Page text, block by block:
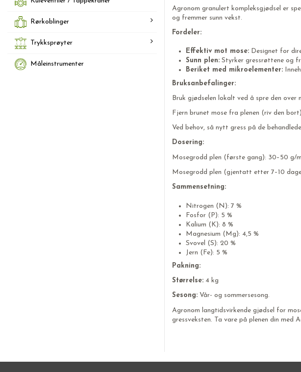
Agronom granulert kompleksgjødsel er
og fremmer sunn vekst.
Fordeler:
Effektiv mot mose: Designet for
Sunn plen: Styrker gressrøttene og
Beriket med mikroelementer:
Bruksanbefalinger:
Bruk gjødselen lokalt ved å spre den over
Fjern brunet mose fra plenen (riv den
Ved behov, så nytt gress på de
Dosering:
Mosegrodd plen (første gang): 30–50 g/
Mosegrodd plen (gjentatt etter 7–10
Sammensetning:
Nitrogen (N): 7 %
Fosfor (P): 5 %
Kalium (K): 8 %
Magnesium (Mg): 4,5 %
Svovel (S): 20 %
Jern (Fe): 5 %
Pakning:
Størrelse: 4 kg
Sesong: Vår- og sommersesong.
Agronom langtidsvirkende gjødsel for
gressveksten. Ta vare på plenen din med
Rørkoblinger
Trykksprøyter
Måleinstrumenter